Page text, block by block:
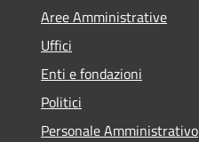
Aree Amministrative
Uffici
Enti e fondazioni
Politici
Personale Amministrativo